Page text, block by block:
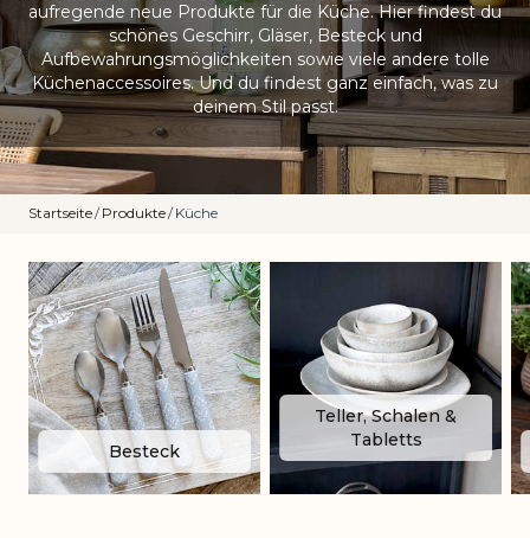
aufregende neue Produkte für die Küche. Hier findest du
schönes Geschirr, Gläser, Besteck und
Aufbewahrungsmöglichkeiten sowie viele andere tolle
Küchenaccessoires. Und du findest ganz einfach, was zu
deinem Stil passt.
Startseite/ Produkte/ Küche
Besteck
Teller, Schalen &
Tabletts